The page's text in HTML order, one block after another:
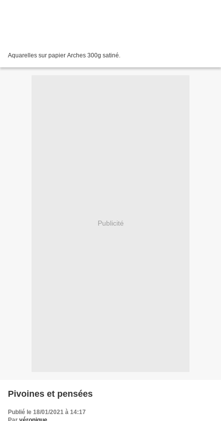
Aquarelles sur papier Arches 300g satiné.
Publicité
Pivoines et pensées
Publié le 18/01/2021 à 14:17